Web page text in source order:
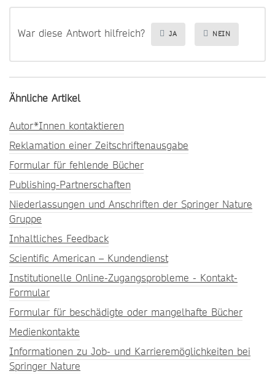
War diese Antwort hilfreich? JA NEIN
Ähnliche Artikel
Autor*Innen kontaktieren
Reklamation einer Zeitschriftenausgabe
Formular für fehlende Bücher
Publishing-Partnerschaften
Niederlassungen und Anschriften der Springer Nature
Gruppe
Inhaltliches Feedback
Scientific American – Kundendienst
Institutionelle Online-Zugangsprobleme - Kontakt-
Formular
Formular für beschädigte oder mangelhafte Bücher
Medienkontakte
Informationen zu Job- und Karrieremöglichkeiten bei
Springer Nature